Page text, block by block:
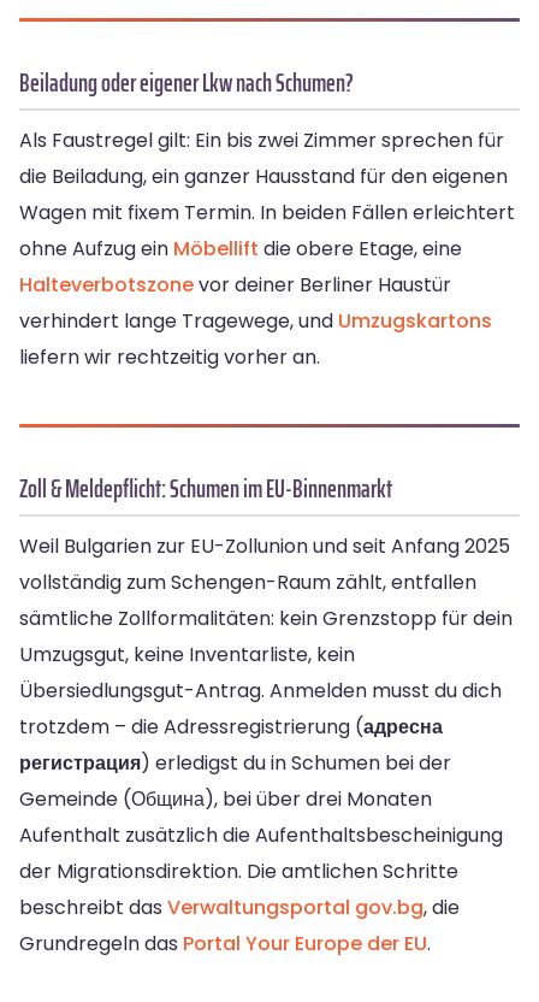
Beiladung oder eigener Lkw nach Schumen?
Als Faustregel gilt: Ein bis zwei Zimmer sprechen für
die Beiladung, ein ganzer Hausstand für den eigenen
Wagen mit fixem Termin. In beiden Fällen erleichtert
ohne Aufzug ein Möbellift die obere Etage, eine
Halteverbotszonevor deiner Berliner Haustür
verhindert lange Tragewege, und Umzugskartons
liefern wir rechtzeitig vorher an.
Zoll & Meldepflicht: Schumen im EU-Binnenmarkt
Weil Bulgarien zur EU-Zollunion und seit Anfang 2025
vollständig zum Schengen-Raum zählt, entfallen
sämtliche Zollformalitäten: kein Grenzstopp für dein
Umzugsgut, keine Inventarliste, kein
Übersiedlungsgut-Antrag. Anmelden musst du dich
trotzdem – die Adressregistrierung (адресна
регистрация) erledigst du in Schumen bei der
Gemeinde (Община), bei über drei Monaten
Aufenthalt zusätzlich die Aufenthaltsbescheinigung
der Migrationsdirektion. Die amtlichen Schritte
beschreibt das Verwaltungsportal gov.bg, die
Grundregeln das Portal Your Europe der EU.